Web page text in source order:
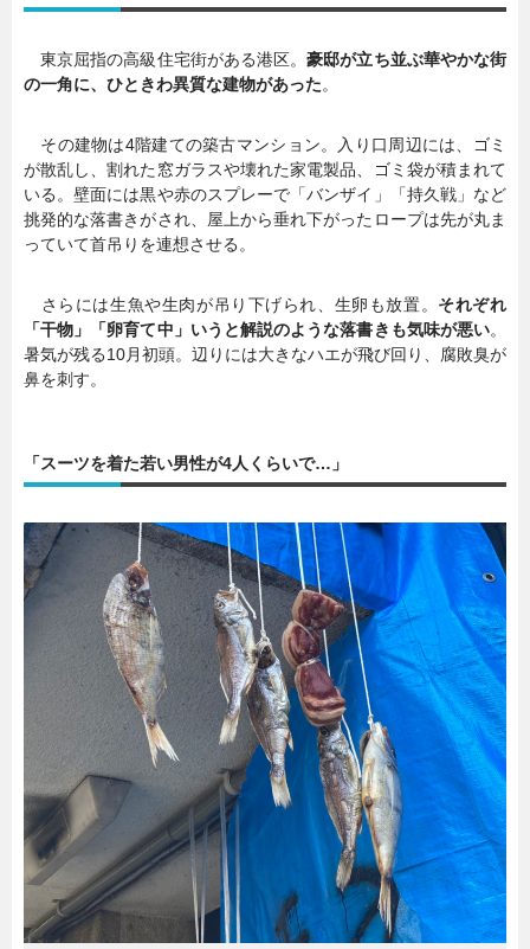
東京屈指の高級住宅街がある港区。豪邸が立ち並ぶ華やかな街
の一角に、ひときわ異質な建物があった。
その建物は4階建ての築古マンション。入り口周辺には、ゴミ
が散乱し、割れた窓ガラスや壊れた家電製品、ゴミ袋が積まれて
いる。壁面には黒や赤のスプレーで「バンザイ」「持久戦」など
挑発的な落書きがされ、屋上から垂れ下がったロープは先が丸ま
っていて首吊りを連想させる。
さらには生魚や生肉が吊り下げられ、生卵も放置。 それぞれ
「干物」「卵育て中」いうと解説のような落書きも気味が悪い。
暑気が残る10月初頭。辺りには大きなハエが飛び回り、腐敗臭が
鼻を刺す。
「スーツを着た若い男性が4人くらいで…」